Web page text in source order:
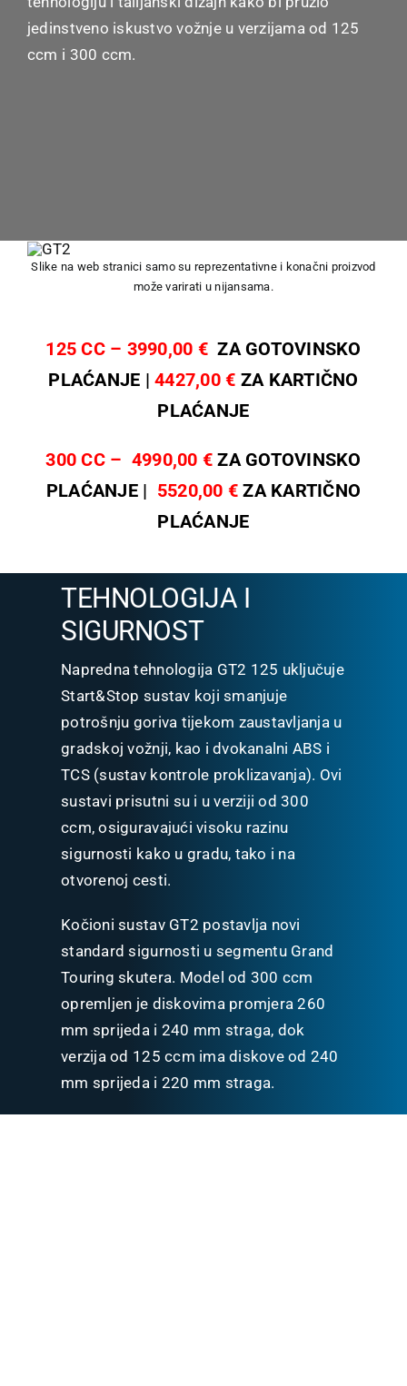
jedinstveno iskustvo vožnje u verzijama od 125
ccm i 300 ccm.
Slike na web stranici samo su reprezentativne i konačni proizvod
može varirati u nijansama.
125 CC – 3990,00 €ZA GOTOVINSKO
PLAĆANJE | 4427,00 € ZA KARTIČNO
PLAĆANJE
300 CC – 4990,00 €ZA GOTOVINSKO
PLAĆANJE | 5520,00 € ZA KARTIČNO
PLAĆANJE
TEHNOLOGIJA I
SIGURNOST
Napredna tehnologija GT2 125 uključuje
Start&Stop sustav koji smanjuje
potrošnju goriva tijekom zaustavljanja u
gradskoj vožnji, kao i dvokanalni ABS i
TCS (sustav kontrole proklizavanja). Ovi
sustavi prisutni su i u verziji od 300
ccm, osiguravajući visoku razinu
sigurnosti kako u gradu, tako i na
otvorenoj cesti.
Kočioni sustav GT2 postavlja novi
standard sigurnosti u segmentu Grand
Touring skutera. Model od 300 ccm
opremljen je diskovima promjera 260
mm sprijeda i 240 mm straga, dok
verzija od 125 ccm ima diskove od 240
mm sprijeda i 220 mm straga.